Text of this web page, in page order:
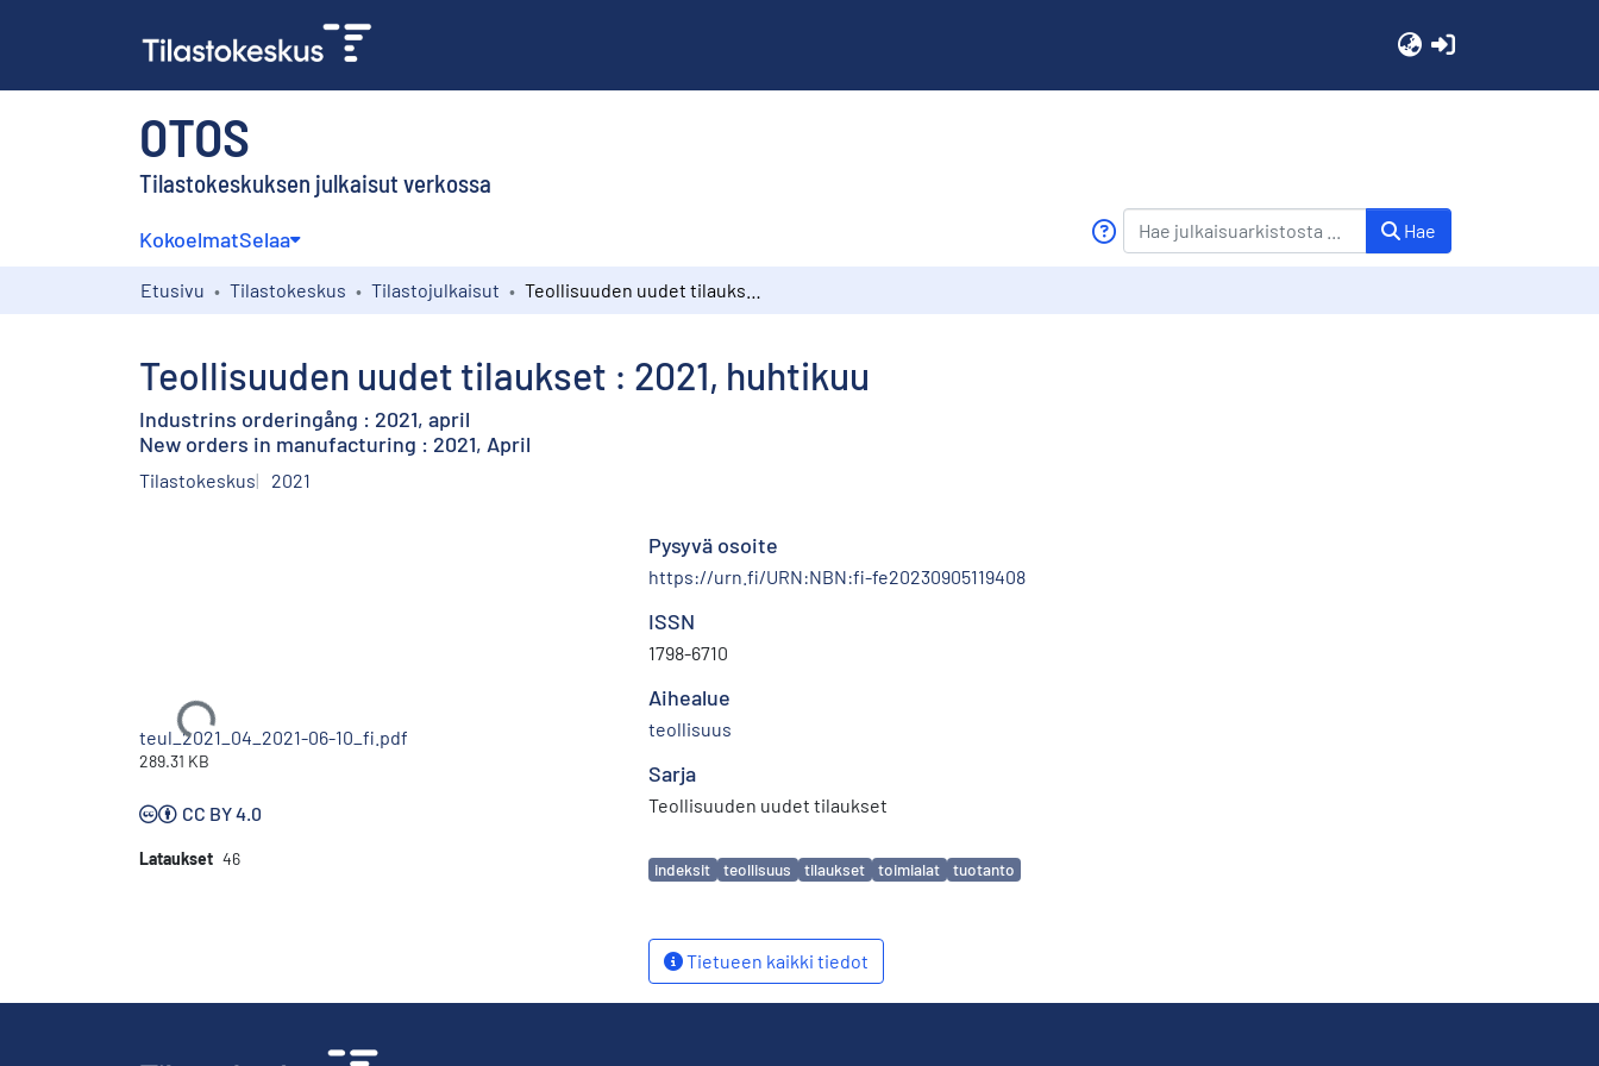
OTOS
Tilastokeskuksen julkaisut verkossa
KokoelmatSelaa Hae
Etusivu Tilastokeskus Tilastojulkaisut
Teollisuuden uudet tilaukset : 2021, huhtikuu
Industrins orderingång : 2021, april
New orders in manufacturing : 2021, April
Tilastokeskus 2021
Ladataan...
teul_2021_04_2021-06-10_fi.pdf
289.31 KB
CC BY 4.0
Lataukset 46
Pysyvä osoite
https://urn.fi/URN:NBN:fi-fe20230905119408
ISSN
1798-6710
Aihealue
teollisuus
Sarja
Teollisuuden uudet tilaukset
Avainsanat
indeksit teollisuus tilaukset toimialat tuotanto
Tietueen kaikki tiedot